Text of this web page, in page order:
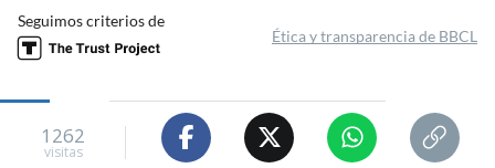
Seguimos criterios de
Ética y transparencia de BBCL
1262
visitas